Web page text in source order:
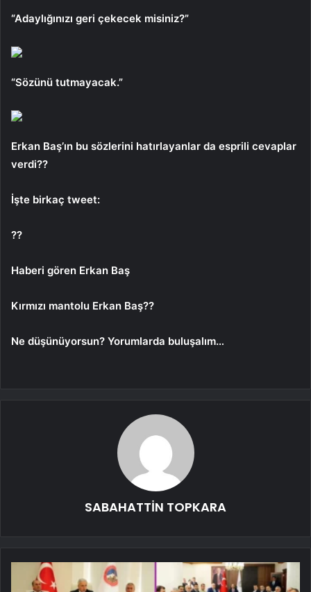
“Adaylığınızı geri çekecek misiniz?”
“Sözünü tutmayacak.”
Erkan Baş’ın bu sözlerini hatırlayanlar da esprili cevaplar
verdi??
İşte birkaç tweet:
??
Haberi gören Erkan Baş
Kırmızı mantolu Erkan Baş??
Ne düşünüyorsun? Yorumlarda buluşalım…
SABAHATTİN TOPKARA